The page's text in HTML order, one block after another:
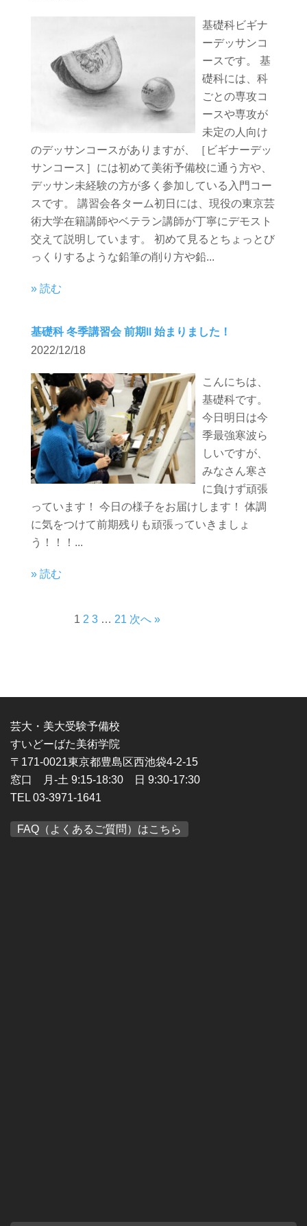
基礎科ビギナ
ーデッサンコ
ースです。 基
礎科には、科
ごとの専攻コ
ースや専攻が
未定の人向け
のデッサンコースがありますが、［ビギナーデッ
サンコース］には初めて美術予備校に通う方や、
デッサン未経験の方が多く参加している入門コー
スです。 講習会各ターム初日には、現役の東京芸
術大学在籍講師やベテラン講師が丁寧にデモスト
交えて説明しています。 初めて見るとちょっとび
っくりするような鉛筆の削り方や鉛...
» 読む
基礎科 冬季講習会 前期II 始まりました！
2022/12/18
こんにちは、
基礎科です。
今日明日は今
季最強寒波ら
しいですが、
みなさん寒さ
に負けず頑張
っています！ 今日の様子をお届けします！ 体調
に気をつけて前期残りも頑張っていきましょ
う！！！...
» 読む
1 2 3 … 21 次へ »
芸大・美大受験予備校
すいどーばた美術学院
〒171-0021東京都豊島区西池袋4-2-15
窓口 月-土 9:15-18:30 日 9:30-17:30
TEL 03-3971-1641
FAQ（よくあるご質問）はこちら